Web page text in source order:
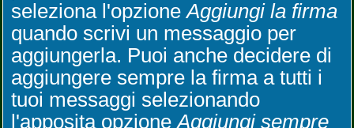
seleziona l'opzioneAggiungi la firma
quando scrivi un messaggio per
aggiungerla. Puoi anche decidere di
aggiungere sempre la firma a tutti i
tuoi messaggi selezionando
l'apposita opzioneAggiungi sempre